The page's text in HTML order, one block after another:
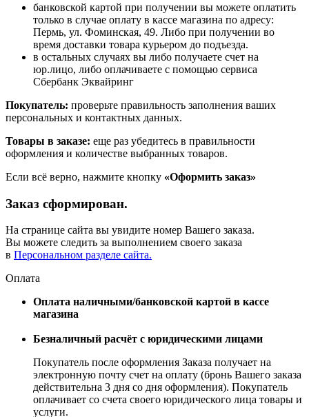
банковской картой при получении вы можете оплатить
только в случае оплату в кассе магазина по адресу:
Пермь, ул. Фоминская, 49. Либо при получении во
время доставки товара курьером до подъезда.
в остальных случаях вы либо получаете счет на
юр.лицо, либо оплачиваете с помощью сервиса
Сбербанк Эквайринг
Покупатель: проверьте правильность заполнения ваших
персональных и контактных данных.
Товары в заказе: еще раз убедитесь в правильности
оформления и количестве выбранных товаров.
Если всё верно, нажмите кнопку «Оформить заказ»
Заказ сформирован.
На странице сайта вы увидите номер Вашего заказа.
Вы можете следить за выполнением своего заказа
в Персональном разделе сайта.
Оплата
Оплата наличными/банковской картой в кассе
магазина
Безналичный расчёт с юридическими лицами
Покупатель после оформления Заказа получает на
электронную почту счет на оплату (бронь Вашего заказа
действительна 3 дня со дня оформления). Покупатель
оплачивает со счета своего юридического лица товары и
услуги.